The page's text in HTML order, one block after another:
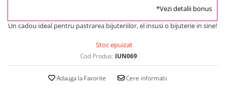
*Vezi detalii bonus
Un cadou ideal pentru pastrarea bijuteriilor, el insusi o bijuterie in sine!
Stoc epuizat
Cod Produs: IUN069
Adauga la Favorite Cere informatii